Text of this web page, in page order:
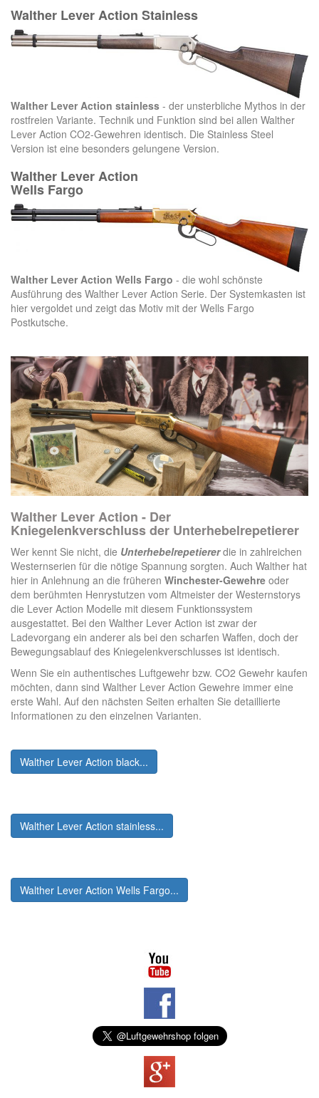
Walther Lever Action Stainless
Walther Lever Action stainless - der unsterbliche Mythos in der
rostfreien Variante. Technik und Funktion sind bei allen Walther
Lever Action CO2-Gewehren identisch. Die Stainless Steel
Version ist eine besonders gelungene Version.
Walther Lever Action
Wells Fargo
Walther Lever Action Wells Fargo - die wohl schönste
Ausführung des Walther Lever Action Serie. Der Systemkasten ist
hier vergoldet und zeigt das Motiv mit der Wells Fargo
Postkutsche.
Walther Lever Action - Der
Kniegelenkverschluss der Unterhebelrepetierer
Wer kennt Sie nicht, die Unterhebelrepetiererdie in zahlreichen
Westernserien für die nötige Spannung sorgten. Auch Walther hat
hier in Anlehnung an die früheren Winchester-Gewehre oder
dem berühmten Henrystutzen vom Altmeister der Westernstorys
die Lever Action Modelle mit diesem Funktionssystem
ausgestattet. Bei den Walther Lever Action ist zwar der
Ladevorgang ein anderer als bei den scharfen Waffen, doch der
Bewegungsablauf des Kniegelenkverschlusses ist identisch.
Wenn Sie ein authentisches Luftgewehr bzw. CO2 Gewehr kaufen
möchten, dann sind Walther Lever Action Gewehre immer eine
erste Wahl. Auf den nächsten Seiten erhalten Sie detaillierte
Informationen zu den einzelnen Varianten.
Walther Lever Action black...
Walther Lever Action stainless...
Walther Lever Action Wells Fargo...